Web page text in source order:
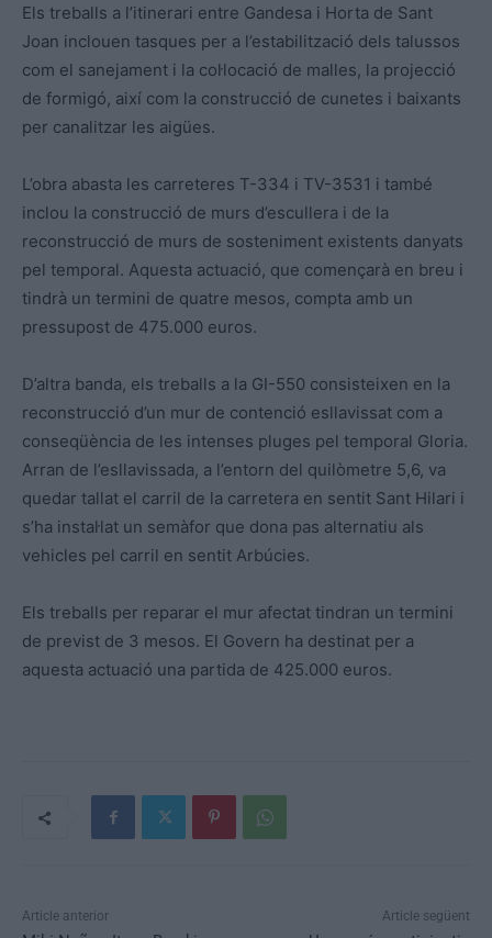
Els treballs a l’itinerari entre Gandesa i Horta de Sant
Joan inclouen tasques per a l’estabilització dels talussos
com el sanejament i la col·locació de malles, la projecció
de formigó, així com la construcció de cunetes i baixants
per canalitzar les aigües.
L’obra abasta les carreteres T-334 i TV-3531 i també
inclou la construcció de murs d’escullera i de la
reconstrucció de murs de sosteniment existents danyats
pel temporal. Aquesta actuació, que començarà en breu i
tindrà un termini de quatre mesos, compta amb un
pressupost de 475.000 euros.
D’altra banda, els treballs a la GI-550 consisteixen en la
reconstrucció d’un mur de contenció esllavissat com a
conseqüència de les intenses pluges pel temporal Gloria.
Arran de l’esllavissada, a l’entorn del quilòmetre 5,6, va
quedar tallat el carril de la carretera en sentit Sant Hilari i
s’ha instal·lat un semàfor que dona pas alternatiu als
vehicles pel carril en sentit Arbúcies.
Els treballs per reparar el mur afectat tindran un termini
de previst de 3 mesos. El Govern ha destinat per a
aquesta actuació una partida de 425.000 euros.
Article anterior Article següent